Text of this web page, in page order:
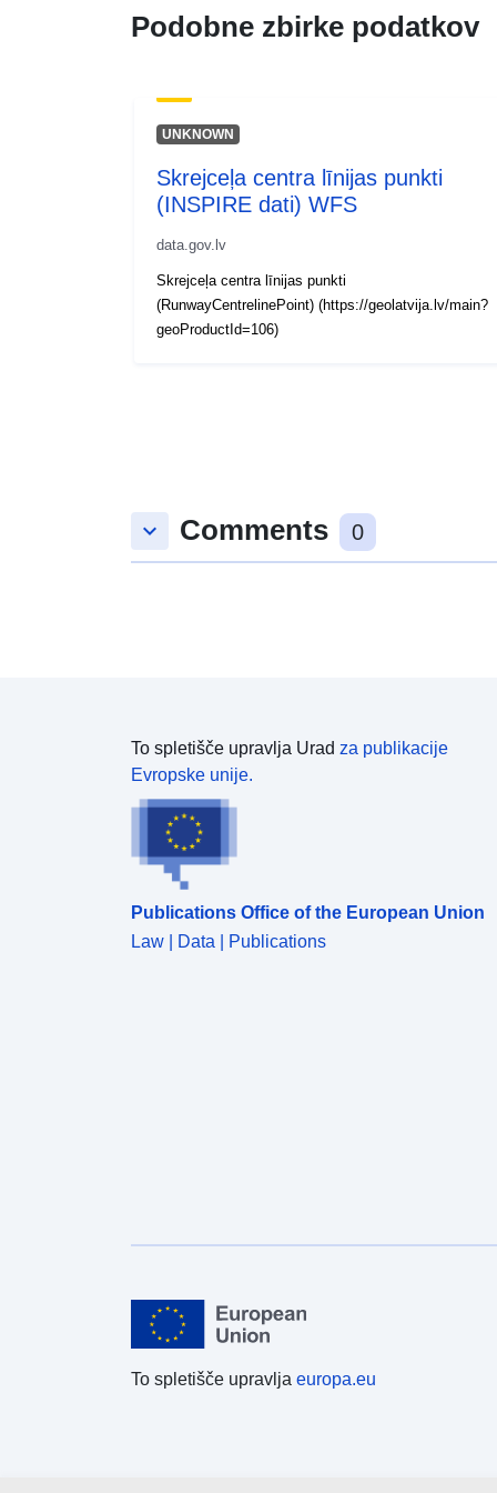
Podobne zbirke podatkov
UNKNOWN
Skrejceļa centra līnijas punkti
(INSPIRE dati) WFS
data.gov.lv
Skrejceļa centra līnijas punkti
(RunwayCentrelinePoint) (https://geolatvija.lv/main?
geoProductId=106)
keyboard_arrow_down Comments 0
To spletišče upravlja Urad za publikacije
Evropske unije.
Publications Office of the European Union
Law | Data | Publications
To spletišče upravlja europa.eu